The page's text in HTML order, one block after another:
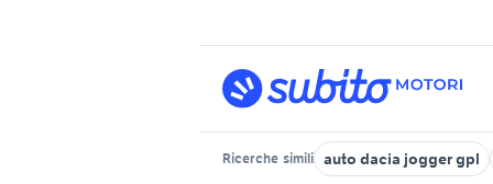
Ricerche simili auto dacia jogger gpl